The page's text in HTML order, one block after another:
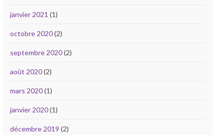
janvier 2021 (1)
octobre 2020(2)
septembre 2020(2)
août 2020(2)
mars 2020(1)
janvier 2020(1)
décembre 2019 (2)